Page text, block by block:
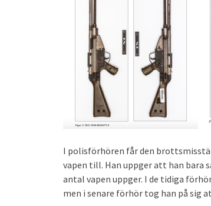
I polisförhören får den
vapen till. Han uppger att han bara
antal vapen uppger. I de tidiga
men i senare förhör tog han på sig